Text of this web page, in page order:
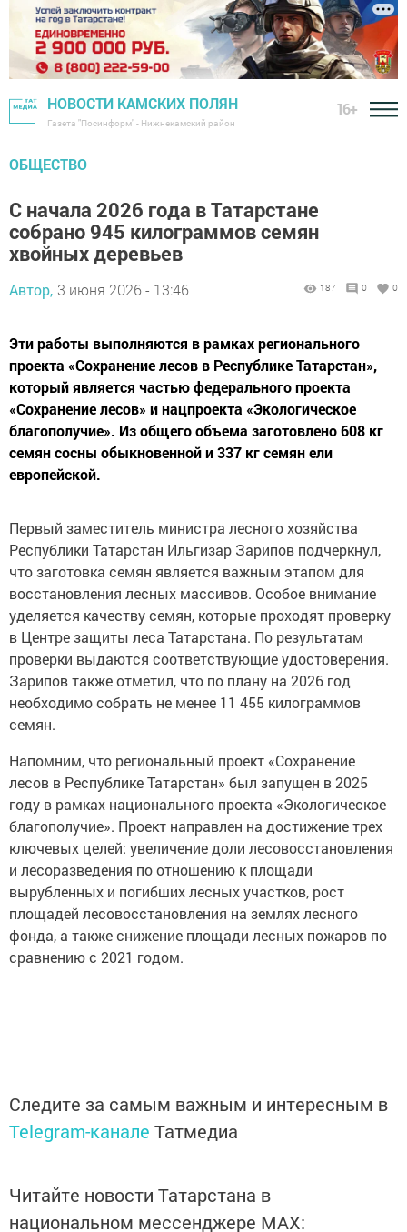
НОВОСТИ КАМСКИХ ПОЛЯН
Газета "Посинформ" - Нижнекамский район
16+
ОБЩЕСТВО
С начала 2026 года в Татарстане
собрано 945 килограммов семян
хвойных деревьев
Автор, 3 июня 2026 - 13:46 187 0 0
Эти работы выполняются в рамках регионального
проекта «Сохранение лесов в Республике Татарстан»,
который является частью федерального проекта
«Сохранение лесов» и нацпроекта «Экологическое
благополучие». Из общего объема заготовлено 608 кг
семян сосны обыкновенной и 337 кг семян ели
европейской.
Первый заместитель министра лесного хозяйства
Республики Татарстан Ильгизар Зарипов подчеркнул,
что заготовка семян является важным этапом для
восстановления лесных массивов. Особое внимание
уделяется качеству семян, которые проходят проверку
в Центре защиты леса Татарстана. По результатам
проверки выдаются соответствующие удостоверения.
Зарипов также отметил, что по плану на 2026 год
необходимо собрать не менее 11 455 килограммов
семян.
Напомним, что региональный проект «Сохранение
лесов в Республике Татарстан» был запущен в 2025
году в рамках национального проекта «Экологическое
благополучие». Проект направлен на достижение трех
ключевых целей: увеличение доли лесовосстановления
и лесоразведения по отношению к площади
вырубленных и погибших лесных участков, рост
площадей лесовосстановления на землях лесного
фонда, а также снижение площади лесных пожаров по
сравнению с 2021 годом.
Следите за самым важным и интересным в
Telegram-канале Татмедиа
Читайте новости Татарстана в
национальном мессенджере MАХ: